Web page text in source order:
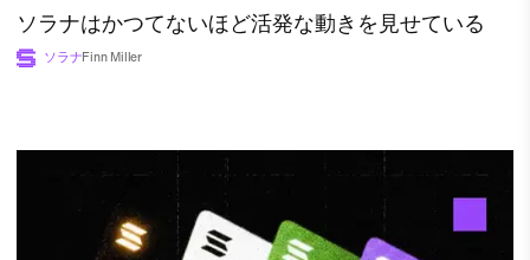
ソラナはかつてないほど活発な動きを見せている
ソラナFinn Miller